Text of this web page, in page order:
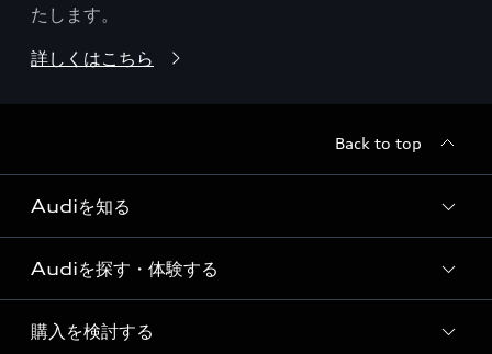
たします。
詳しくはこちら
Back to top
Audiを知る
Audi ブランド
Story of Progress
Audiを探す・体験する
ディーラー検索
購入を検討する